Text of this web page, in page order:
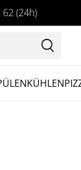
(24h)
KÜHLEN